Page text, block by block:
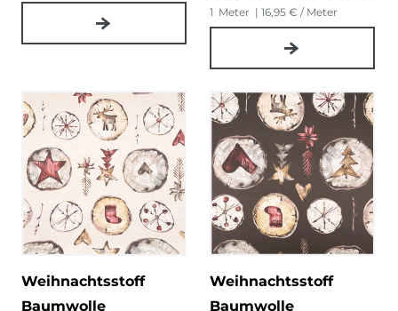
1 Meter | 16,95 € / Meter
Weihnachtsstoff
Baumwolle
Weihnachtsstoff
Baumwolle